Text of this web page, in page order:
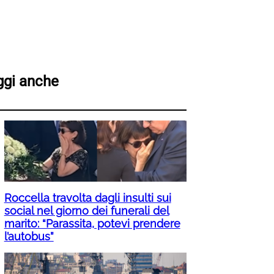
anche
Roccella travolta dagli insulti sui
social nel giorno dei funerali del
marito: “Parassita, potevi prendere
l’autobus”